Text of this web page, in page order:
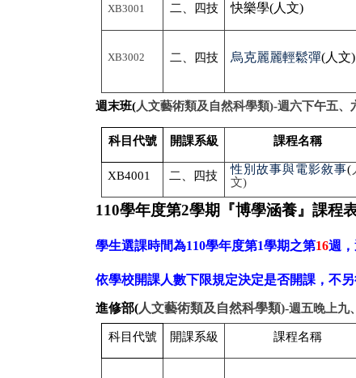
XB3001 二、四技 快樂學(人文)
XB3002 二、四技 烏克麗麗輕鬆彈(人文)
週末班(人文藝術類及自然科學類)-週六下午五、
科目代號 開課系級 課程名稱
XB4001 二、四技 性別故事與電影敘事(
文)
110學年度第2學期『博學涵養』課程
學生選課時間為110學年度第1學期之第16週
依學校開課人數下限規定決定是否開課，不另
進修部(人文藝術類及自然科學類)-週五晚上九
科目代號 開課系級 課程名稱